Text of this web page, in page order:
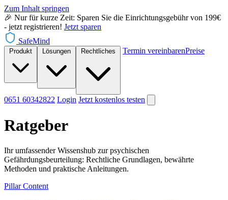
Zum Inhalt springen
🎉 Nur für kurze Zeit: Sparen Sie die Einrichtungsgebühr von 199€
- jetzt registrieren! Jetzt sparen
SafeMind
Termin vereinbarenPreise
0651 60342822 Login Jetzt kostenlos testen
Ratgeber
Ihr umfassender Wissenshub zur psychischen
Gefährdungsbeurteilung: Rechtliche Grundlagen, bewährte
Methoden und praktische Anleitungen.
Pillar Content